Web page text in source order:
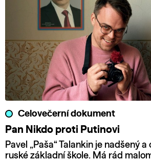
Celovečerní dokument
Pan Nikdo proti Putinovi
Pavel „Paša“ Talankin je nadšený
ruské základní škole. Má rád